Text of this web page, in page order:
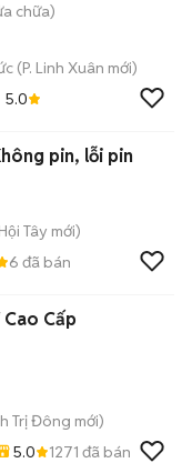
chữa)
(P. Linh Xuân mới)
5.0
pin, lỗi pin
Tây mới)
6 đã bán
Cấp
Trị Đông mới)
5.0 1271 đã bán